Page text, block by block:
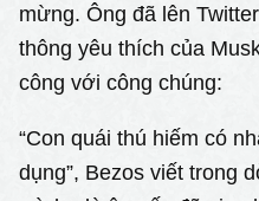
mừng. Ông đã lên
thông yêu thích của
công với công chúng:
“Con quái thú hiếm có
dụng”, Bezos viết trong